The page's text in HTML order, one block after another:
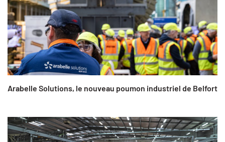
Arabelle Solutions, le nouveau poumon industriel de Belfort